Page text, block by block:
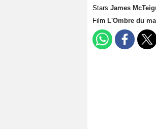
Stars James
Film L'Ombre du mal